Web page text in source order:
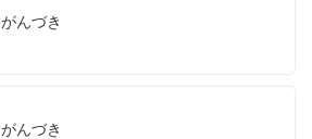
がんづき
がんづき